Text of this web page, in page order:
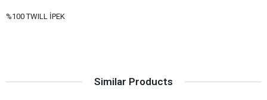
%100 TWILL İPEK
Similar Products